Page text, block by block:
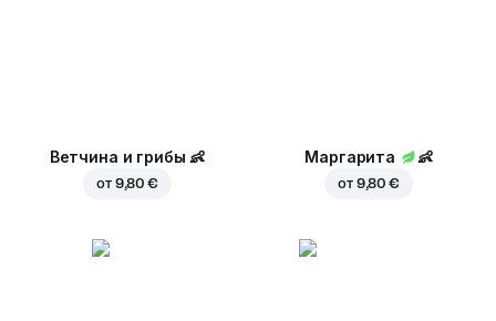
Ветчина и грибы 👶
от 9,80 €
Маргарита 👶
от 9,80 €